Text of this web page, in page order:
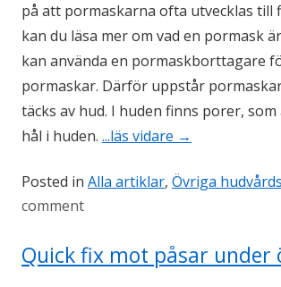
på att pormaskarna ofta utvecklas till
kan du läsa mer om vad en pormask
kan använda en pormaskborttagare
pormaskar. Därför uppstår
täcks av hud. I huden finns porer,
hål i huden. ...läs vidare →
Posted in Alla artiklar, Övriga
comment
Quick fix mot påsar under